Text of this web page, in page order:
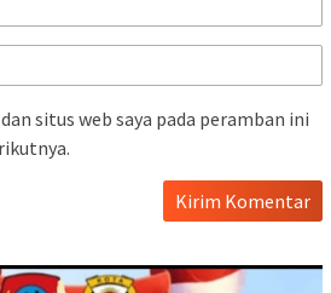
situs web saya pada peramban ini